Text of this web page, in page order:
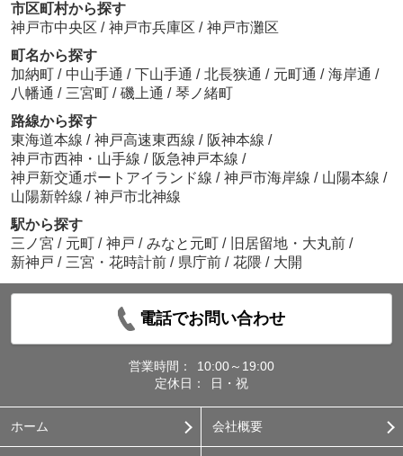
市区町村から探す
神戸市中央区 / 神戸市兵庫区 / 神戸市灘区
町名から探す
加納町 / 中山手通 / 下山手通 / 北長狭通 / 元町通 / 海岸通 /
八幡通 / 三宮町 / 磯上通 / 琴ノ緒町
路線から探す
東海道本線 / 神戸高速東西線 / 阪神本線 /
神戸市西神・山手線 / 阪急神戸本線 /
神戸新交通ポートアイランド線 / 神戸市海岸線 / 山陽本線 /
山陽新幹線 / 神戸市北神線
駅から探す
三ノ宮 / 元町 / 神戸 / みなと元町 / 旧居留地・大丸前 /
新神戸 / 三宮・花時計前 / 県庁前 / 花隈 / 大開
電話でお問い合わせ
営業時間：
10:00～19:00
定休日：
日・祝
ホーム 会社概要